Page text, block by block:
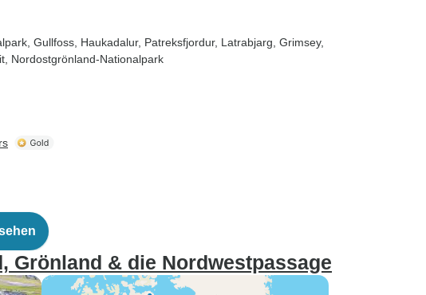
, Gullfoss , Haukadalur, Patreksfjordur, Latrabjarg , Grimsey,
, Nordostgrönland-Nationalpark
Grönland & die Nordwestpassage